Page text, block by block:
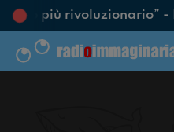
più rivoluzionario”-